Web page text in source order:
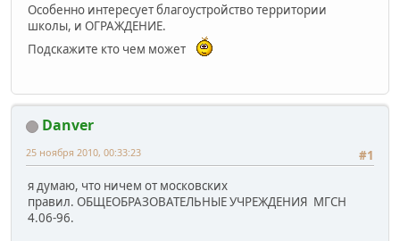
Особенно интересует благоустройство территории
школы, и ОГРАЖДЕНИЕ.
Подскажите кто чем может
Danver
#1
25 ноября 2010, 00:33:23
я думаю, что ничем от московских
правил. ОБЩЕОБРАЗОВАТЕЛЬНЫЕ УЧРЕЖДЕНИЯ МГСН
4.06-96.